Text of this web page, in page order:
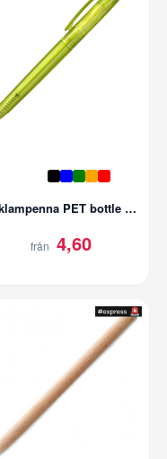
Reklampenna PET bottle pen
från 4,60